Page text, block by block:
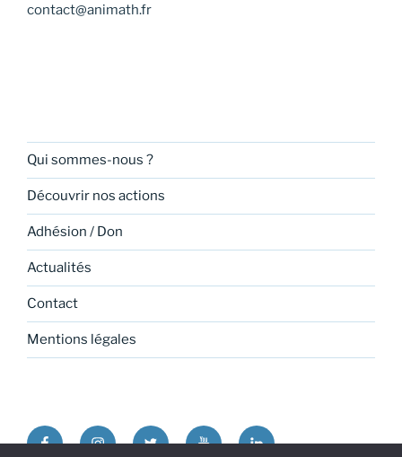
contact@animath.fr
Qui sommes-nous ?
Découvrir nos actions
Adhésion / Don
Actualités
Contact
Mentions légales
FacebookInstagramTwitter YoutubeLinkedin